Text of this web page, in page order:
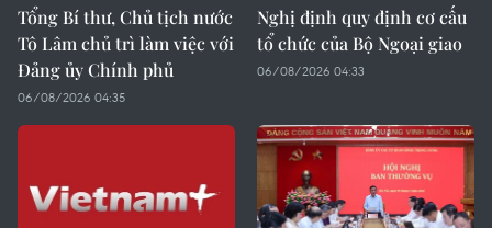
Tổng Bí thư, Chủ tịch nước
Tô Lâm chủ trì làm việc với
Đảng ủy Chính phủ
06/08/2026 04:35
Nghị định quy định cơ cấu
tổ chức của Bộ Ngoại giao
06/08/2026 04:33